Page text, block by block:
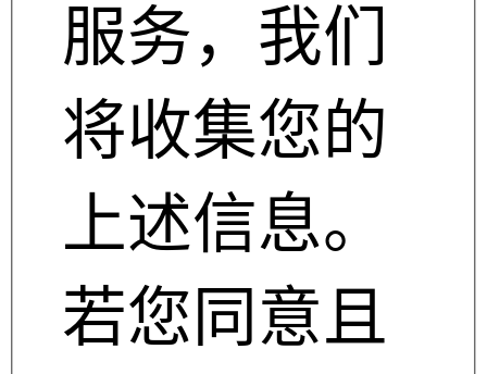
服务，我们
将收集您的
上述信息。
若您同意且